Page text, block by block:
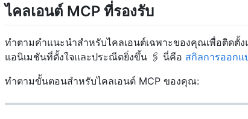
ไคลเอนต์ MCP ที่รองรับ
ทำตามคำแนะนำสำหรับไคลเอนต์เฉพาะของคุณเพื่อติดตั้
แอนิเมชันที่ตั้งใจและประณีตยิ่งขึ้น 🖇️ นี่คือ สกิลการออก
ทำตามขั้นตอนสำหรับไคลเอนต์ MCP ของคุณ: